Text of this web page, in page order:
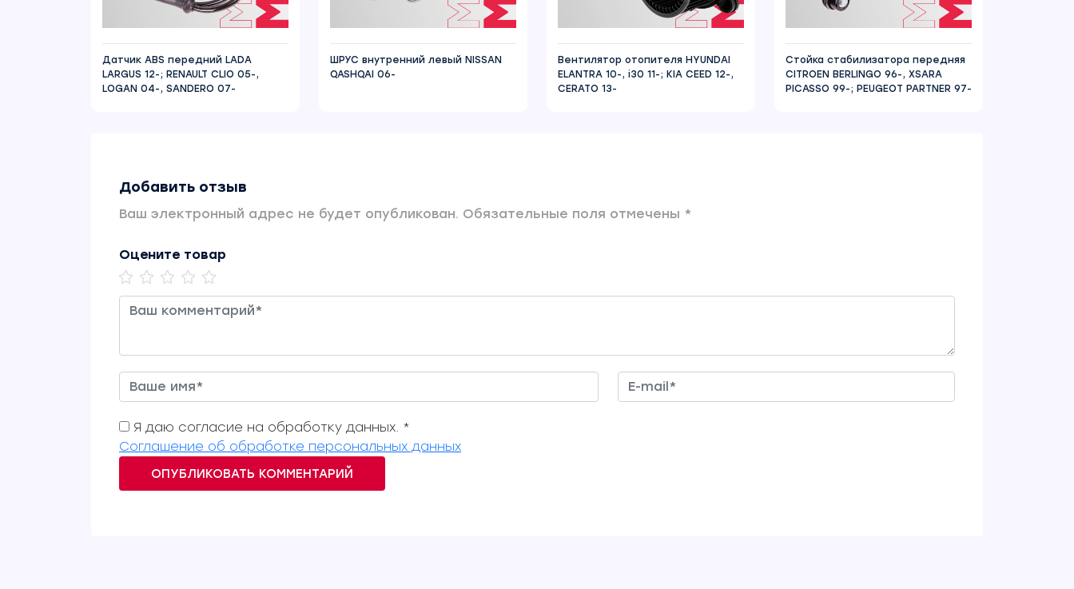
Датчик ABS передний LADA
LARGUS 12-; RENAULT CLIO 05-,
LOGAN 04-, SANDERO 07-
ШРУС внутренний левый NISSAN
QASHQAI 06-
Вентилятор отопителя HYUNDAI
ELANTRA 10-, i30 11-; KIA CEED 12-,
CERATO 13-
Стойка стабилизатора передняя
CITROEN BERLINGO 96-, XSARA
PICASSO 99-; PEUGEOT PARTNER 97-
Добавить отзыв
Ваш электронный адрес не будет опубликован. Обязательные поля отмечены *
Оцените товар
Я даю согласие на обработку данных. *
Соглашение об обработке персональных данных
ОПУБЛИКОВАТЬ КОММЕНТАРИЙ